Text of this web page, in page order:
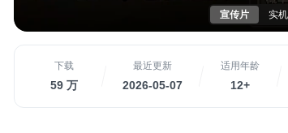
宣传片 实
下载
59 万
最近更新
2026-05-07
适用年龄
12+